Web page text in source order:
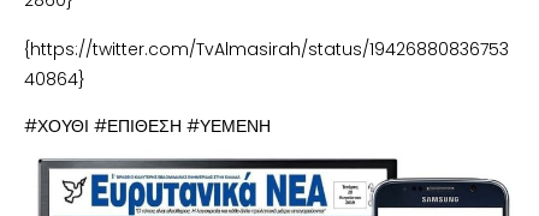
{https://twitter.com/TvAlmasirah/status/19426880836753
40864}
#ΧΟΥΘΙ #ΕΠΙΘΕΣΗ #ΥΕΜΕΝΗ